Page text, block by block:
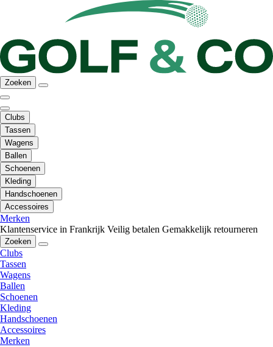
Zoeken
Clubs
Tassen
Wagens
Ballen
Schoenen
Kleding
Handschoenen
Accessoires
Merken
Klantenservice in Frankrijk Veilig betalen Gemakkelijk retourneren
Zoeken
Clubs
Tassen
Wagens
Ballen
Schoenen
Kleding
Handschoenen
Accessoires
Merken